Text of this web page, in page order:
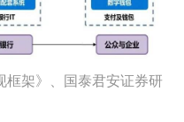
框架》、国泰君安证券研